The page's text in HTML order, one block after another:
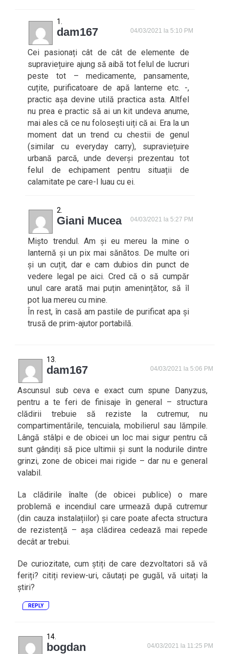
dam167 04/03/2021 la 5:10 PM
Cei pasionați cât de cât de elemente de
supraviețuire ajung să aibă tot felul de lucruri
peste tot – medicamente, pansamente,
cuțite, purificatoare de apă lanterne etc. -,
practic așa devine utilă practica asta. Altfel
nu prea e practic să ai un kit undeva anume,
mai ales că ce nu folosești uiți că ai. Era la un
moment dat un trend cu chestii de genul
(similar cu everyday carry), supraviețuire
urbană parcă, unde deverși prezentau tot
felul de echipament pentru situații de
calamitate pe care-l luau cu ei.
Giani Mucea 04/03/2021 la 5:27 PM
Mișto trendul. Am și eu mereu la mine o
lanternă și un pix mai sănătos. De multe ori
și un cuțit, dar e cam dubios din punct de
vedere legal pe aici. Cred că o să cumpăr
unul care arată mai puțin amenințător, să îl
pot lua mereu cu mine.
În rest, în casă am pastile de purificat apa și
trusă de prim-ajutor portabilă.
dam167 04/03/2021 la 5:06 PM
Ascunsul sub ceva e exact cum spune Danyzus,
pentru a te feri de finisaje în general – structura
clădirii trebuie să reziste la cutremur, nu
compartimentările, tencuiala, mobilierul sau lămpile.
Lângă stâlpi e de obicei un loc mai sigur pentru că
sunt gândiți să pice ultimii și sunt la nodurile dintre
grinzi, zone de obicei mai rigide – dar nu e general
valabil.
La clădirile înalte (de obicei publice) o mare
problemă e incendiul care urmează după cutremur
(din cauza instalațiilor) și care poate afecta structura
de rezistență – așa clădirea cedează mai repede
decât ar trebui.
De curiozitate, cum știți de care dezvoltatori să vă
feriți? citiți review-uri, căutați pe gugăl, vă uitați la
știri?
REPLY
bogdan 04/03/2021 la 11:25 PM